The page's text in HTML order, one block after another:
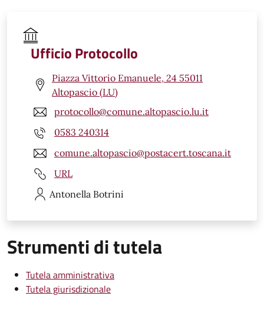
Ufficio Protocollo
Piazza Vittorio Emanuele, 24 55011
Altopascio (LU)
protocollo@comune.altopascio.lu.it
0583 240314
comune.altopascio@postacert.toscana.it
URL
Antonella Botrini
Strumenti di tutela
Tutela amministrativa
Tutela giurisdizionale